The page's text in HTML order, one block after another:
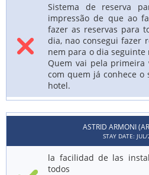
Sistema de reserva
impressão de que ao
fazer as reservas para
dia, nao consegui fazer
nem para o dia
Quem vai pela primeira
com quem já conhece o
hotel.
ASTRID ARMONI
STAY DATE:
la facilidad de las
todos